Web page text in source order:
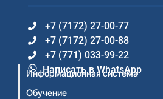
+7 (7172) 27-00-77
+7 (7172) 27-00-88
+7 (771) 033-99-22
Написать в WhatsApp
Информационная система
Обучение